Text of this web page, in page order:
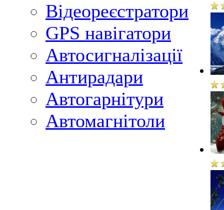
Відеореєстратори
GPS навігатори
Автосигналізації
Антирадари
Автогарнітури
Автомагнітоли